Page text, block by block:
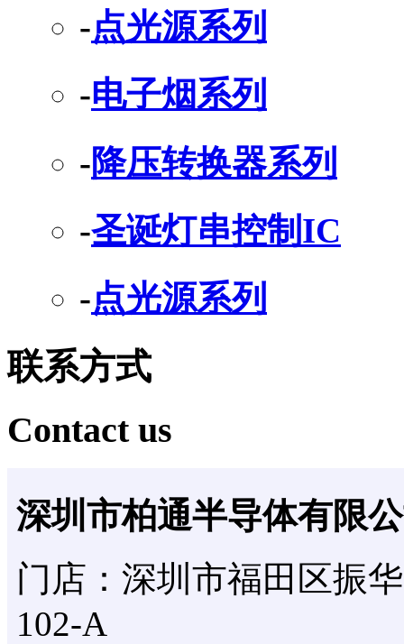
-点光源系列
-电子烟系列
-降压转换器系列
-圣诞灯串控制IC
-点光源系列
联系方式
Contact us
深圳市柏通半导体有限
门店：深圳市福田区振
102-A